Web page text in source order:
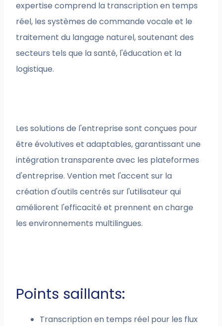
expertise comprend la transcription en temps
réel, les systèmes de commande vocale et le
traitement du langage naturel, soutenant des
secteurs tels que la santé, l'éducation et la
logistique.
Les solutions de l'entreprise sont conçues pour
être évolutives et adaptables, garantissant une
intégration transparente avec les plateformes
d'entreprise. Vention met l'accent sur la
création d'outils centrés sur l'utilisateur qui
améliorent l'efficacité et prennent en charge
les environnements multilingues.
Points saillants:
Transcription en temps réel pour les flux